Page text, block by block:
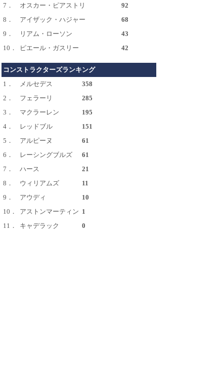
7．
オスカー・ピアストリ
92
8．
アイザック・ハジャー
68
9．
リアム・ローソン
43
10．
ピエール・ガスリー 42
コンストラクターズランキング
1．
メルセデス
358
2．
フェラーリ
285
3．
マクラーレン
195
4．
レッドブル
151
5．
アルピーヌ
61
6．
レーシングブルズ
61
7．
ハース
21
8．
ウィリアムズ
11
9．
アウディ
10
10．
アストンマーティン 1
11．
キャデラック 0